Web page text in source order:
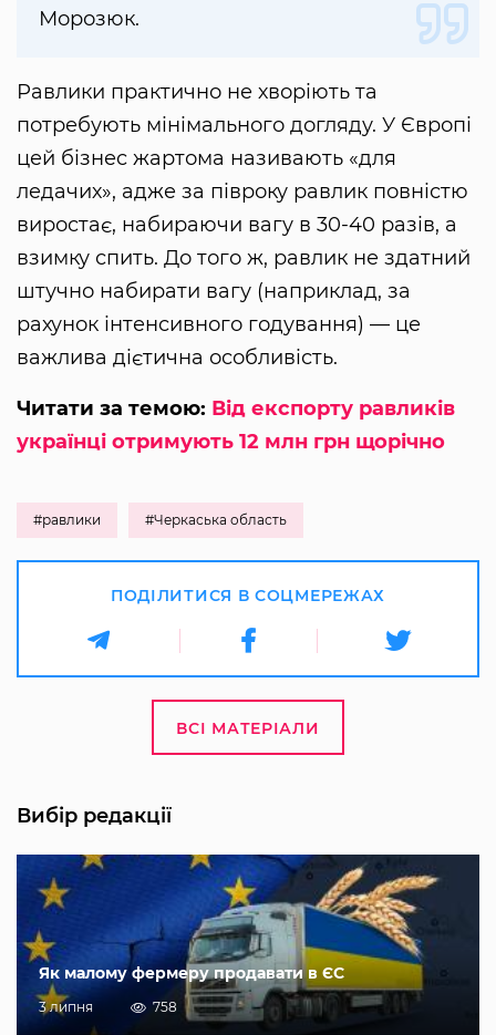
Морозюк.
Равлики практично не хворіють та
потребують мінімального догляду. У Європі
цей бізнес жартома називають «для
ледачих», адже за півроку равлик повністю
виростає, набираючи вагу в 30-40 разів, а
взимку спить. До того ж, равлик не здатний
штучно набирати вагу (наприклад, за
рахунок інтенсивного годування) — це
важлива дієтична особливість.
Читати за темою: Від експорту равликів
українці отримують 12 млн грн щорічно
#равлики #Черкаська область
ПОДІЛИТИСЯ В СОЦМЕРЕЖАХ
ВСІ МАТЕРІАЛИ
Вибір редакції
Як малому фермеру продавати в ЄС
3 липня 758